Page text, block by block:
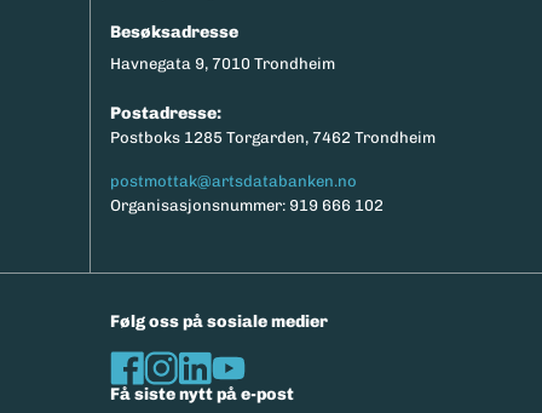
Besøksadresse
Havnegata 9, 7010 Trondheim
Postadresse:
Postboks 1285 Torgarden, 7462 Trondheim
postmottak@artsdatabanken.no
Organisasjonsnummer: 919 666 102
Følg oss på sosiale medier
Få siste nytt på e-post